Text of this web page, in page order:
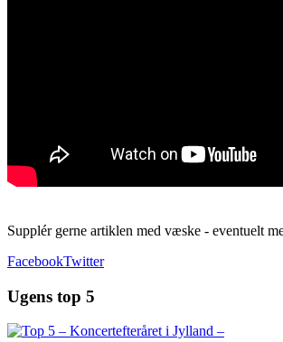
Supplér gerne artiklen med væske - eventuelt
FacebookTwitter
Ugens top 5